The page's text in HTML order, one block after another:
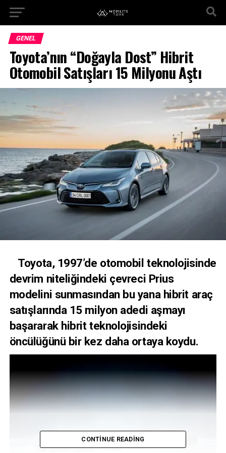
GENEL
Toyota’nın “Doğayla Dost” Hibrit
Otomobil Satışları 15 Milyonu Aştı
Toyota, 1997’de otomobil teknolojisinde
devrim niteliğindeki çevreci Prius
modelini sunmasından bu yana hibrit araç
satışlarında 15 milyon adedi aşmayı
başararak hibrit teknolojisindeki
öncülüğünü bir kez daha ortaya koydu.
CONTINUE READING